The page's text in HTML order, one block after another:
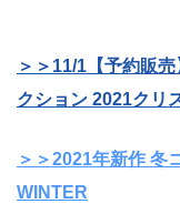
＞＞11/1【予約販
クション 2021クリ
＞＞2021年新作 冬
WINTER